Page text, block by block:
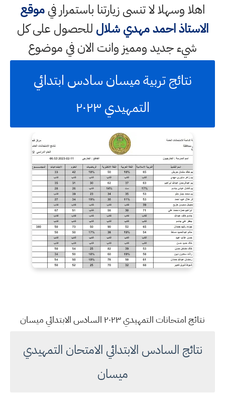
اهلا وسهلالا تنسى زيارتنا باستمرار فيموقع
الاستاذ احمد مهدي شلال للحصول على كل
شيء جديد ومميز وانت الان في موضوع
نتائج تربية ميسان سادس ابتدائي
التمهيدي ٢٠٢٣
نتائج امتحانات التمهيدي ٢٠٢٣ السادس الابتدائي ميسان
نتائج السادس الابتدائي الامتحان التمهيدي
ميسان